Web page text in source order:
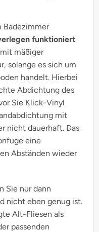
Badezimmer
funktioniert
mäßiger
solange es sich um
handelt. Hierbei
Abdichtung des
Sie Klick-Vinyl
mit
nicht dauerhaft. Das
eine
Abständen wieder
Sie nur dann
nicht eben genug ist.
Alt-Fliesen als
passenden